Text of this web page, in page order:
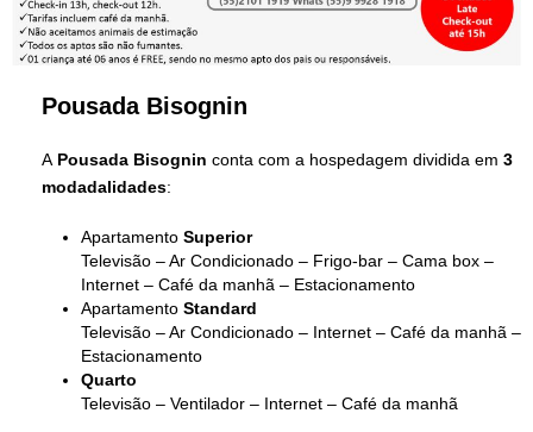
Pousada Bisognin
A Pousada Bisognin conta com a hospedagem dividida em 3
modadalidades:
Apartamento Superior
Televisão – Ar Condicionado – Frigo-bar – Cama box –
Internet – Café da manhã – Estacionamento
Apartamento Standard
Televisão – Ar Condicionado – Internet – Café da manhã –
Estacionamento
Quarto
Televisão – Ventilador – Internet – Café da manhã